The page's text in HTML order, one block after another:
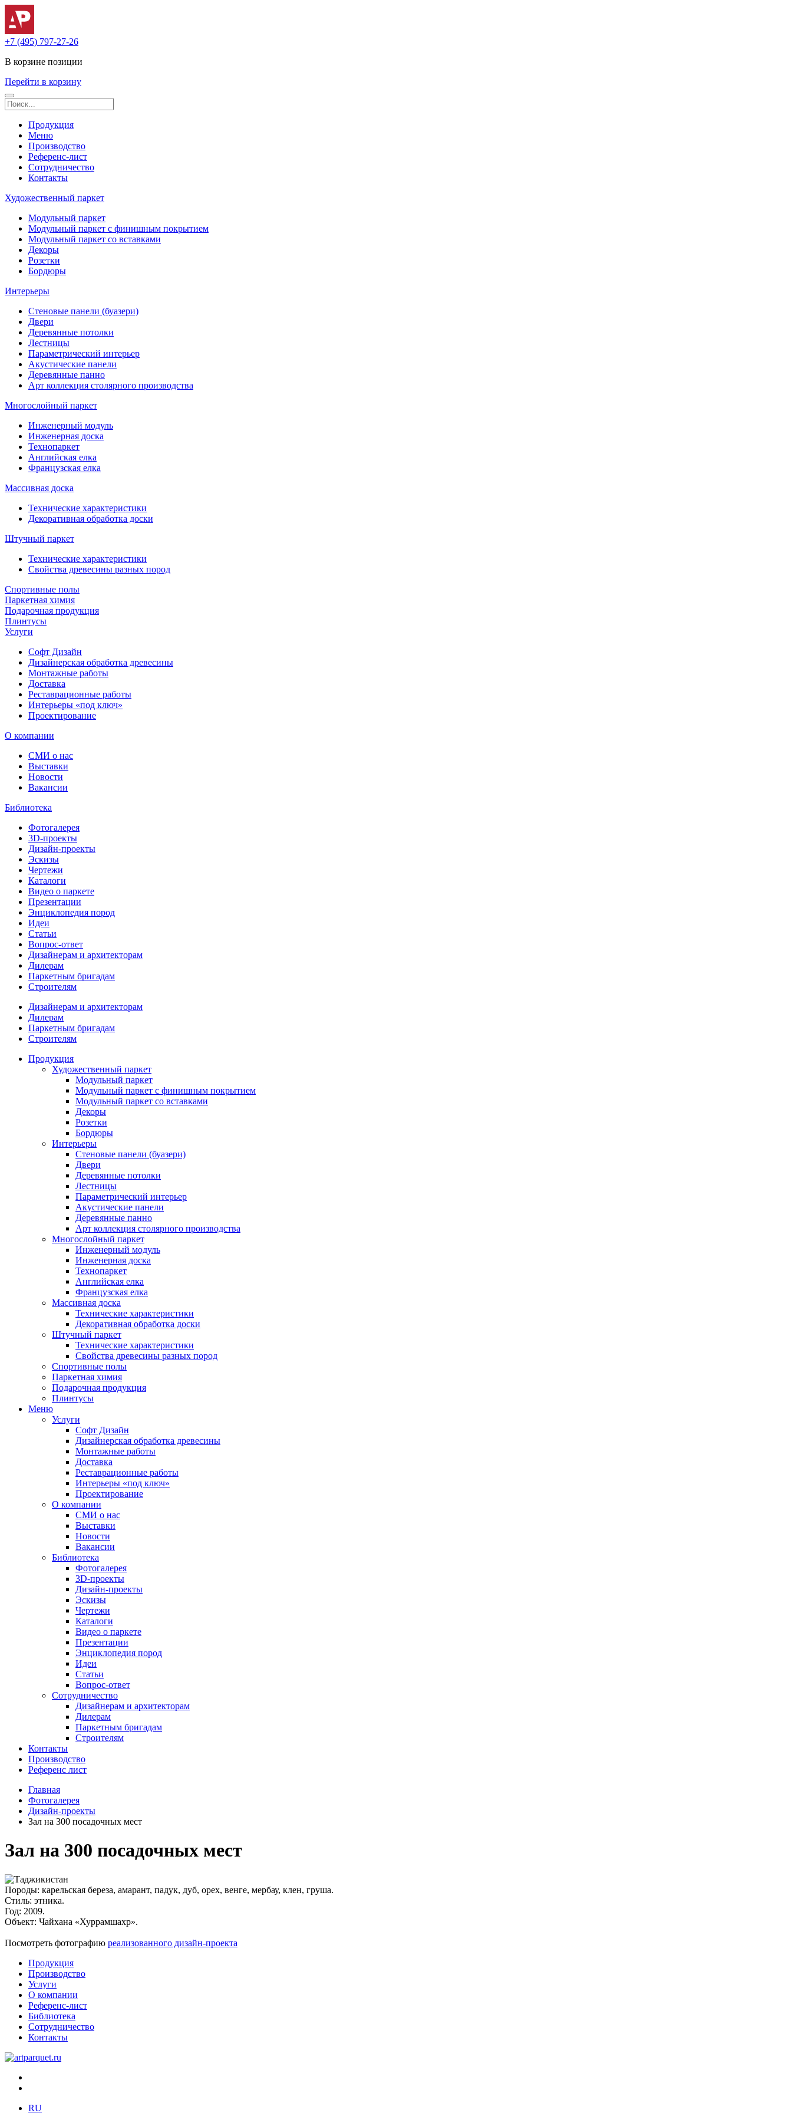
+7 (495) 797-27-26
В корзине позиции
Перейти в корзину
Продукция
Меню
Производство
Референс-лист
Сотрудничество
Контакты
Художественный паркет
Модульный паркет
Модульный паркет с финишным покрытием
Модульный паркет со вставками
Декоры
Розетки
Бордюры
Интерьеры
Стеновые панели (буазери)
Двери
Деревянные потолки
Лестницы
Параметрический интерьер
Акустические панели
Деревянные панно
Арт коллекция столярного производства
Многослойный паркет
Инженерный модуль
Инженерная доска
Технопаркет
Английская елка
Французская елка
Массивная доска
Технические характеристики
Декоративная обработка доски
Штучный паркет
Технические характеристики
Свойства древесины разных пород
Спортивные полы
Паркетная химия
Подарочная продукция
Плинтусы
Услуги
Софт Дизайн
Дизайнерская обработка древесины
Монтажные работы
Доставка
Реставрационные работы
Интерьеры «под ключ»
Проектирование
О компании
СМИ о нас
Выставки
Новости
Вакансии
Библиотека
Фотогалерея
3D-проекты
Дизайн-проекты
Эскизы
Чертежи
Каталоги
Видео о паркете
Презентации
Энциклопедия пород
Идеи
Статьи
Вопрос-ответ
Дизайнерам и архитекторам
Дилерам
Паркетным бригадам
Строителям
Дизайнерам и архитекторам
Дилерам
Паркетным бригадам
Строителям
Продукция
Художественный паркет
Модульный паркет
Модульный паркет с финишным покрытием
Модульный паркет со вставками
Декоры
Розетки
Бордюры
Интерьеры
Стеновые панели (буазери)
Двери
Деревянные потолки
Лестницы
Параметрический интерьер
Акустические панели
Деревянные панно
Арт коллекция столярного производства
Многослойный паркет
Инженерный модуль
Инженерная доска
Технопаркет
Английская елка
Французская елка
Массивная доска
Технические характеристики
Декоративная обработка доски
Штучный паркет
Технические характеристики
Свойства древесины разных пород
Спортивные полы
Паркетная химия
Подарочная продукция
Плинтусы
Меню
Услуги
Софт Дизайн
Дизайнерская обработка древесины
Монтажные работы
Доставка
Реставрационные работы
Интерьеры «под ключ»
Проектирование
О компании
СМИ о нас
Выставки
Новости
Вакансии
Библиотека
Фотогалерея
3D-проекты
Дизайн-проекты
Эскизы
Чертежи
Каталоги
Видео о паркете
Презентации
Энциклопедия пород
Идеи
Статьи
Вопрос-ответ
Сотрудничество
Дизайнерам и архитекторам
Дилерам
Паркетным бригадам
Строителям
Контакты
Производство
Референс лист
Главная
Фотогалерея
Дизайн-проекты
Зал на 300 посадочных мест
Зал на 300 посадочных мест
Породы: карельская береза, амарант, падук, дуб, орех, венге, мербау, клен, груша.
Стиль: этника.
Год: 2009.
Объект: Чайхана «Хуррамшахр».
Посмотреть фотографию реализованного дизайн-проекта
Продукция
Производство
Услуги
О компании
Референс-лист
Библиотека
Сотрудничество
Контакты
RU